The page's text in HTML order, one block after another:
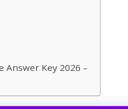
Answer Key 2026 –